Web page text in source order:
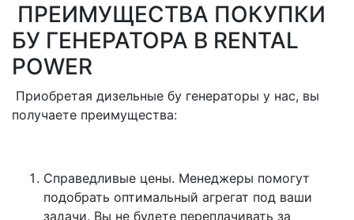
ПРЕИМУЩЕСТВА ПОКУПКИ
БУ ГЕНЕРАТОРА В RENTAL
POWER
Приобретая дизельные бу генераторы у нас, вы
получаете преимущества:
Справедливые цены. Менеджеры помогут
подобрать оптимальный агрегат под ваши
задачи. Вы не будете переплачивать за